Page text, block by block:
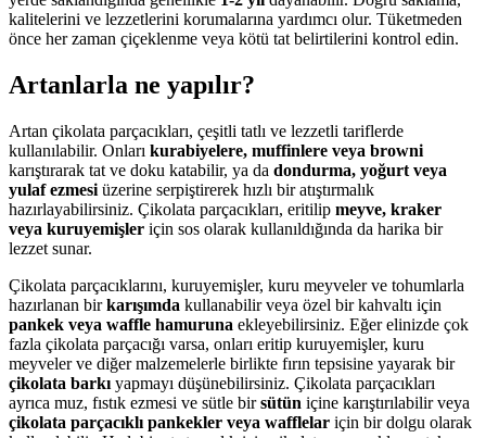
kalitelerini ve lezzetlerini korumalarına yardımcı olur. Tüketmeden
önce her zaman çiçeklenme veya kötü tat belirtilerini kontrol edin.
Artanlarla ne yapılır?
Artan çikolata parçacıkları, çeşitli tatlı ve lezzetli tariflerde
kullanılabilir. Onları kurabiyelere, muffinlere veya browni
karıştırarak tat ve doku katabilir, ya da dondurma, yoğurt veya
yulaf ezmesi üzerine serpiştirerek hızlı bir atıştırmalık
hazırlayabilirsiniz. Çikolata parçacıkları, eritilip meyve, kraker
veya kuruyemişler için sos olarak kullanıldığında da harika bir
lezzet sunar.
Çikolata parçacıklarını, kuruyemişler, kuru meyveler ve tohumlarla
hazırlanan birkarışımda kullanabilir veya özel bir kahvaltı için
pankek veya waffle hamuruna ekleyebilirsiniz. Eğer elinizde çok
fazla çikolata parçacığı varsa, onları eritip kuruyemişler, kuru
meyveler ve diğer malzemelerle birlikte fırın tepsisine yayarak bir
çikolata barkı yapmayı düşünebilirsiniz. Çikolata parçacıkları
ayrıca muz, fıstık ezmesi ve sütle birsütün içine karıştırılabilir veya
çikolata parçacıklı pankekler veya wafflelar için bir dolgu olarak